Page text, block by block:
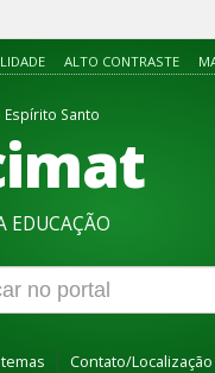
ALTO CONTRASTE
Santo
EDUCAÇÃO
Contato/Localização